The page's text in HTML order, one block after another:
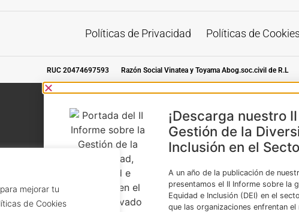
mejorar tu
de Cookies
Políticas de Privacidad Políticas de Cookies
RUC 20474697593 Razón Social Vinatea y Toyama Abog.soc.civil de R.L
¡Descarga nuestro
Gestión de la
Inclusión en el
A un año de la publicación de
presentamos el II Informe sobre la
Equidad e Inclusión (DEI) en el
que las organizaciones enfrentan